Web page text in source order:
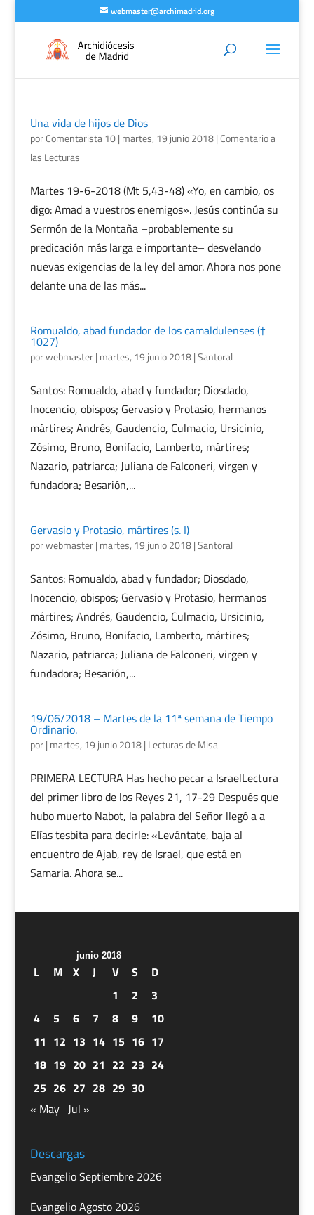
webmaster@archimadrid.org
Una vida de hijos de Dios
porComentarista 10| martes, 19 junio 2018|Comentario a
las Lecturas
Martes 19-6-2018 (Mt 5,43-48) «Yo, en cambio, os
digo: Amad a vuestros enemigos». Jesús continúa su
Sermón de la Montaña –probablemente su
predicación más larga e importante– desvelando
nuevas exigencias de la ley del amor. Ahora nos pone
delante una de las más...
Romualdo, abad fundador de los camaldulenses (†
1027)
porwebmaster| martes, 19 junio 2018|Santoral
Santos: Romualdo, abad y fundador; Diosdado,
Inocencio, obispos; Gervasio y Protasio, hermanos
mártires; Andrés, Gaudencio, Culmacio, Ursicinio,
Zósimo, Bruno, Bonifacio, Lamberto, mártires;
Nazario, patriarca; Juliana de Falconeri, virgen y
fundadora; Besarión,...
Gervasio y Protasio, mártires (s. I)
porwebmaster| martes, 19 junio 2018|Santoral
Santos: Romualdo, abad y fundador; Diosdado,
Inocencio, obispos; Gervasio y Protasio, hermanos
mártires; Andrés, Gaudencio, Culmacio, Ursicinio,
Zósimo, Bruno, Bonifacio, Lamberto, mártires;
Nazario, patriarca; Juliana de Falconeri, virgen y
fundadora; Besarión,...
19/06/2018 – Martes de la 11ª semana de Tiempo
Ordinario.
por| martes, 19 junio 2018| Lecturas de Misa
PRIMERA LECTURA Has hecho pecar a IsraelLectura
del primer libro de los Reyes 21, 17-29 Después que
hubo muerto Nabot, la palabra del Señor llegó a a
Elías tesbita para decirle: «Levántate, baja al
encuentro de Ajab, rey de Israel, que está en
Samaria. Ahora se...
junio 2018
L M X J V S
D
1
2
3
4
5 6 7 8 9
10
11 12 13 14 15 16 17
18 19 20 21 22 23 24
25 26 27 28 29 30
« May Jul »
Descargas
Evangelio Septiembre 2026
Evangelio Agosto 2026